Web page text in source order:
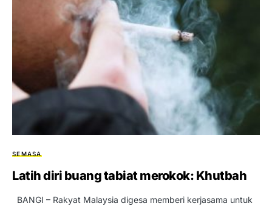
SEMASA
Latih diri buang tabiat merokok: Khutbah
BANGI – Rakyat Malaysia digesa memberi kerjasama untuk